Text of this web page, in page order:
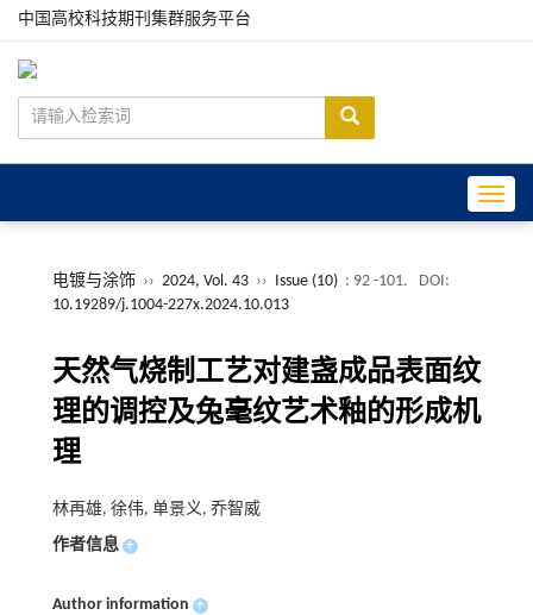
中国高校科技期刊集群服务平台
电镀与涂饰 ›› 2024, Vol. 43 ›› Issue (10) : 92 -101.
DOI:
10.19289/j.1004-227x.2024.10.013
天然气烧制工艺对建盏成品表面纹
理的调控及兔毫纹艺术釉的形成机
理
林再雄, 徐伟, 单景义, 乔智威
作者信息 +
Author information +